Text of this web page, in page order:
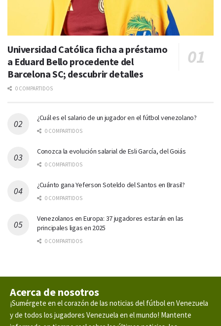
Universidad Católica ficha a préstamo
a Eduard Bello procedente del
Barcelona SC; descubrir detalles
0 COMPARTIDOS
¿Cuál es el salario de un jugador en el fútbol venezolano?
0 COMPARTIDOS
Conozca la evolución salarial de Esli García, del Goiás
0 COMPARTIDOS
¿Cuánto gana Yeferson Soteldo del Santos en Brasil?
0 COMPARTIDOS
Venezolanos en Europa: 37 jugadores estarán en las
principales ligas en 2025
0 COMPARTIDOS
Acerca de nosotros
¡Sumérgete en el corazón de las noticias del fútbol en Venezuela
y de todos los jugadores Venezuela en el mundo! Mantente